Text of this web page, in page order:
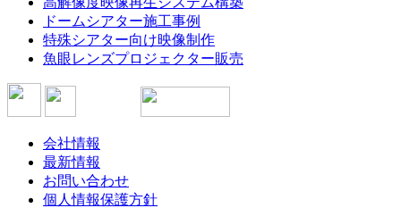
ドームシアター施工事例
特殊シアター向け映像制作
魚眼レンズプロジェクター販売
会社情報
最新情報
お問い合わせ
個人情報保護方針